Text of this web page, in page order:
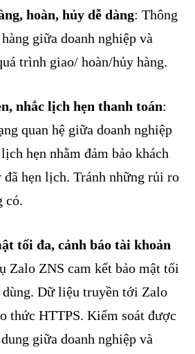
hoàn, hủy dễ dàng: Thông
giữa doanh nghiệp và
trình giao/ hoàn/hủy hàng.
nhắc lịch hẹn thanh toán:
quan hệ giữa doanh nghiệp
hẹn nhằm đảm bảo khách
đã hẹn lịch. Tránh những rủi ro
có.
tối đa, cảnh báo tài khoản
Zalo ZNS cam kết bảo mật tối
Dữ liệu truyền tới Zalo
thức HTTPS. Kiểm soát được
giữa doanh nghiệp và